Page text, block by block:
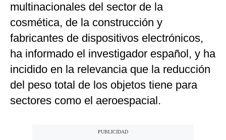
multinacionales del sector de la
cosmética, de la construcción y
fabricantes de dispositivos electrónicos,
ha informado el investigador español, y ha
incidido en la relevancia que la reducción
del peso total de los objetos tiene para
sectores como el aeroespacial.